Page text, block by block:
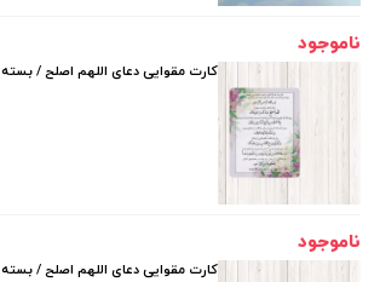
ناموجود
کارت مقوایی دعای اللهم اصلح / بسته 50 عددی
ناموجود
کارت مقوایی دعای اللهم اصلح / بسته 50 عددی